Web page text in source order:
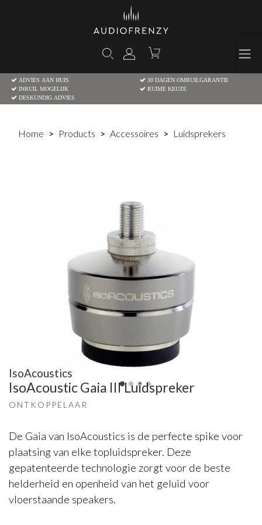
ADVIES AAN HUIS
30 DAGEN OMRUILGARANTIE
INRUIL MOGELIJK
RUIME KEUZE
DESKUNDIG ADVIES
Home Products Accessoires Luidsprekers
IsoAcoustics
IsoAcoustic Gaia III Luidspreker
ONTKOPPELAAR
De Gaia van IsoAcoustics is de perfecte spike voor
plaatsing van elke topluidspreker. Deze
gepatenteerde technologie zorgt voor de beste
helderheid en openheid van het geluid voor
vloerstaande speakers.